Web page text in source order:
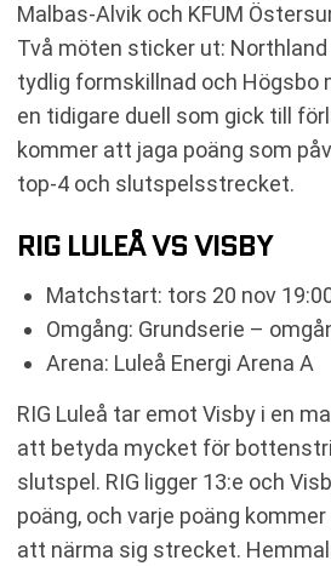
Malbas-Alvik och KFUM
Två möten sticker ut:
tydlig formskillnad och Högsbo
en tidigare duell som gick till
kommer att jaga poäng som
top-4 och slutspelsstrecket.
RIG LULEÅ VS VISBY
Matchstart: tors 20 nov
Omgång: Grundserie –
Arena: Luleå Energi Arena A
RIG Luleå tar emot Visby i en
att betyda mycket för
slutspel. RIG ligger 13:e och
poäng, och varje poäng
att närma sig strecket.